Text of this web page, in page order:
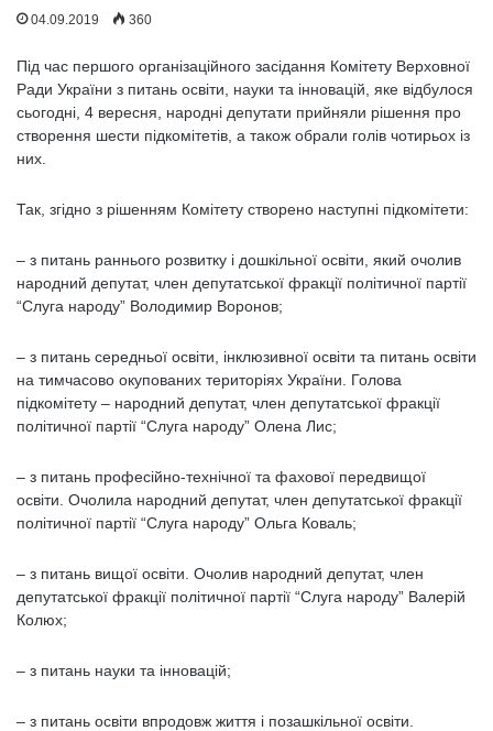
04.09.2019 360
Під час першого організаційного засідання Комітету Верховної
Ради України з питань освіти, науки та інновацій, яке відбулося
сьогодні, 4 вересня, народні депутати прийняли рішення про
створення шести підкомітетів, а також обрали голів чотирьох із
них.
Так, згідно з рішенням Комітету створено наступні підкомітети:
– з питань раннього розвитку і дошкільної освіти, який очолив
народний депутат, член депутатської фракції політичної партії
“Слуга народу” Володимир Воронов;
– з питань середньої освіти, інклюзивної освіти та питань освіти
на тимчасово окупованих територіях України. Голова
підкомітету – народний депутат, член депутатської фракції
політичної партії “Слуга народу” Олена Лис;
– з питань професійно-технічної та фахової передвищої
освіти. Очолила народний депутат, член депутатської фракції
політичної партії “Слуга народу” Ольга Коваль;
– з питань вищої освіти. Очолив народний депутат, член
депутатської фракції політичної партії “Слуга народу” Валерій
Колюх;
– з питань науки та інновацій;
– з питань освіти впродовж життя і позашкільної освіти.